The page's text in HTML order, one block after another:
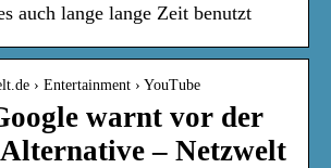
auch lange lange Zeit benutzt
› Entertainment › YouTube
warnt vor der
– Netzwelt